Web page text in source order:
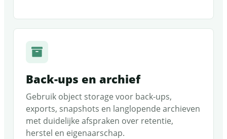
Back-ups en archief
Gebruik object storage voor back-ups,
exports, snapshots en langlopende archieven
met duidelijke afspraken over retentie,
herstel en eigenaarschap.